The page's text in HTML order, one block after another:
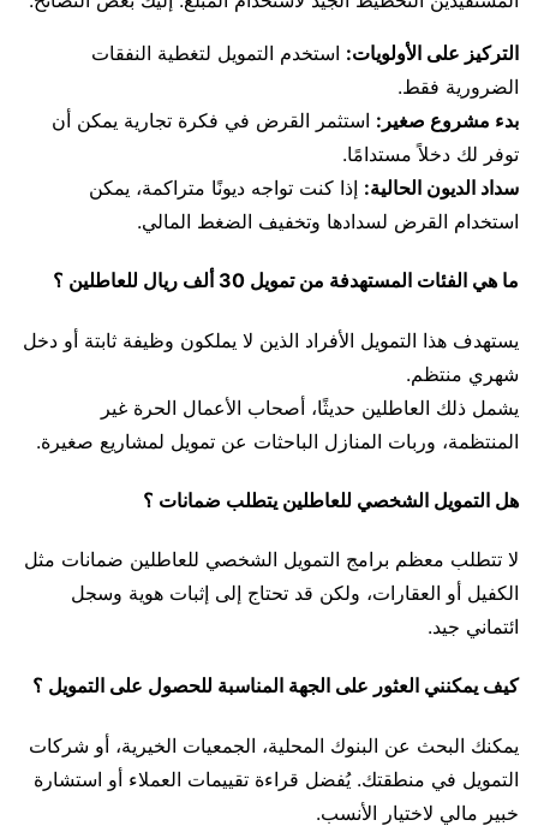
التركيز على الأولويات: استخدم التمويل لتغطية النفقات
الضرورية فقط.
بدء مشروع صغير: استثمر القرض في فكرة تجارية يمكن أن
توفر لك دخلاً مستدامًا.
سداد الديون الحالية: إذا كنت تواجه ديونًا متراكمة، يمكن
استخدام القرض لسدادها وتخفيف الضغط المالي.
ما هي الفئات المستهدفة من تمويل 30 ألف ريال للعاطلين ؟
يستهدف هذا التمويل الأفراد الذين لا يملكون وظيفة ثابتة أو دخل
شهري منتظم.
يشمل ذلك العاطلين حديثًا، أصحاب الأعمال الحرة غير
المنتظمة، وربات المنازل الباحثات عن تمويل لمشاريع صغيرة.
هل التمويل الشخصي للعاطلين يتطلب ضمانات ؟
لا تتطلب معظم برامج التمويل الشخصي للعاطلين ضمانات مثل
الكفيل أو العقارات، ولكن قد تحتاج إلى إثبات هوية وسجل
ائتماني جيد.
كيف يمكنني العثور على الجهة المناسبة للحصول على التمويل ؟
يمكنك البحث عن البنوك المحلية، الجمعيات الخيرية، أو شركات
التمويل في منطقتك. يُفضل قراءة تقييمات العملاء أو استشارة
خبير مالي لاختيار الأنسب.